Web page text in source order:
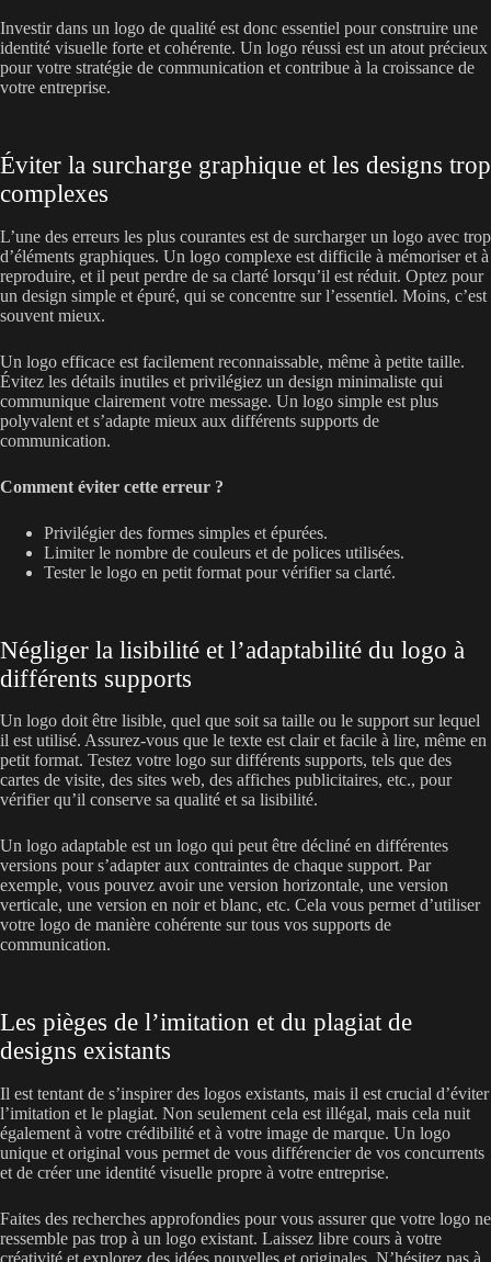
Investir dans un logo de qualité est donc essentiel pour construire une
identité visuelle forte et cohérente. Un logo réussi est un atout précieux
pour votre stratégie de communication et contribue à la croissance de
votre entreprise.
Éviter la surcharge graphique et les designs trop
complexes
L’une des erreurs les plus courantes est de surcharger un logo avec trop
d’éléments graphiques. Un logo complexe est difficile à mémoriser et à
reproduire, et il peut perdre de sa clarté lorsqu’il est réduit. Optez pour
un design simple et épuré, qui se concentre sur l’essentiel. Moins, c’est
souvent mieux.
Un logo efficace est facilement reconnaissable, même à petite taille.
Évitez les détails inutiles et privilégiez un design minimaliste qui
communique clairement votre message. Un logo simple est plus
polyvalent et s’adapte mieux aux différents supports de
communication.
Comment éviter cette erreur ?
Privilégier des formes simples et épurées.
Limiter le nombre de couleurs et de polices utilisées.
Tester le logo en petit format pour vérifier sa clarté.
Négliger la lisibilité et l’adaptabilité du logo à
différents supports
Un logo doit être lisible, quel que soit sa taille ou le support sur lequel
il est utilisé. Assurez-vous que le texte est clair et facile à lire, même en
petit format. Testez votre logo sur différents supports, tels que des
cartes de visite, des sites web, des affiches publicitaires, etc., pour
vérifier qu’il conserve sa qualité et sa lisibilité.
Un logo adaptable est un logo qui peut être décliné en différentes
versions pour s’adapter aux contraintes de chaque support. Par
exemple, vous pouvez avoir une version horizontale, une version
verticale, une version en noir et blanc, etc. Cela vous permet d’utiliser
votre logo de manière cohérente sur tous vos supports de
communication.
Les pièges de l’imitation et du plagiat de
designs existants
Il est tentant de s’inspirer des logos existants, mais il est crucial d’éviter
l’imitation et le plagiat. Non seulement cela est illégal, mais cela nuit
également à votre crédibilité et à votre image de marque. Un logo
unique et original vous permet de vous différencier de vos concurrents
et de créer une identité visuelle propre à votre entreprise.
Faites des recherches approfondies pour vous assurer que votre logo ne
ressemble pas trop à un logo existant. Laissez libre cours à votre